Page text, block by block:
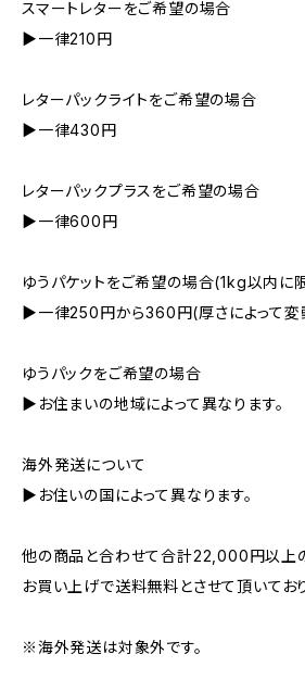
スマートレターをご希望の場合
▶︎一律210円
レターパックライトをご希望の場合
▶︎一律430円
レターパックプラスをご希望の場合
▶︎一律600円
ゆうパケットをご希望の場合(1kg以内に
▶︎一律250円から360円(厚さによって変
ゆうパックをご希望の場合
▶︎お住まいの地域によって異なります。
海外発送について
▶︎お住いの国によって異なります。
他の商品と合わせて合計22,000円以上
お買い上げで送料無料とさせて頂いており
※海外発送は対象外です。